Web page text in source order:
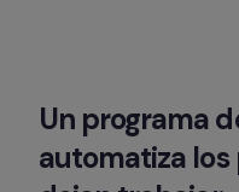
Un programa
automatiza los